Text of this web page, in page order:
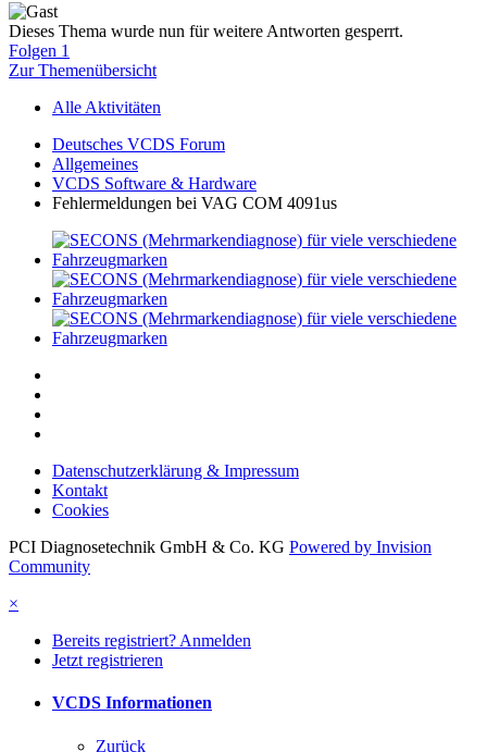
Dieses Thema wurde nun für weitere Antworten gesperrt.
Folgen 1
Zur Themenübersicht
Alle Aktivitäten
Deutsches VCDS Forum
Allgemeines
VCDS Software & Hardware
Fehlermeldungen bei VAG COM 4091us
Datenschutzerklärung & Impressum
Kontakt
Cookies
PCI Diagnosetechnik GmbH & Co. KG Powered by Invision
Community
×
Bereits registriert? Anmelden
Jetzt registrieren
VCDS Informationen
Zurück